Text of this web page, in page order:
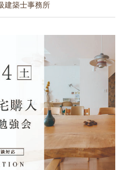
建築士事務所